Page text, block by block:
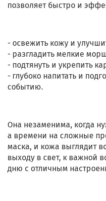
позволяет быстро и
- освежить кожу и
- разгладить мелкие
- подтянуть и укрепить
- глубоко напитать и
событию.
Она незаменима, когда
а времени на сложные
маска, и кожа выглядит
выходу в свет, к важной
дню с отличным